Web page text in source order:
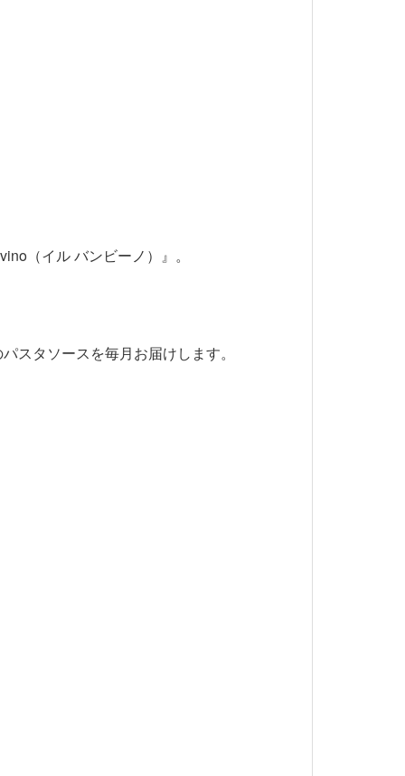
（イル バンビーノ）』。
スタソースを毎月お届けします。